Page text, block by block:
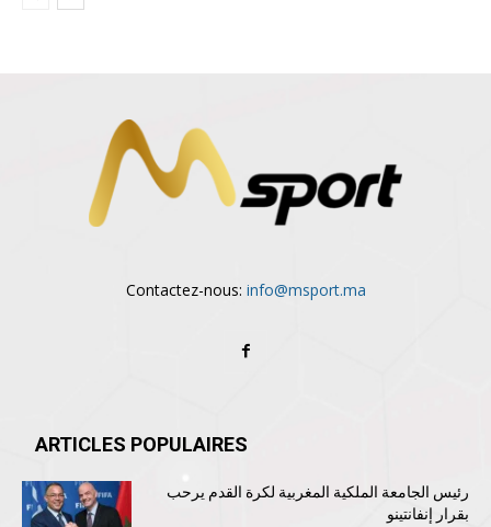
Contactez-nous: info@msport.ma
ARTICLES POPULAIRES
رئيس الجامعة الملكية المغربية لكرة القدم يرحب
بقرار إنفانتينو